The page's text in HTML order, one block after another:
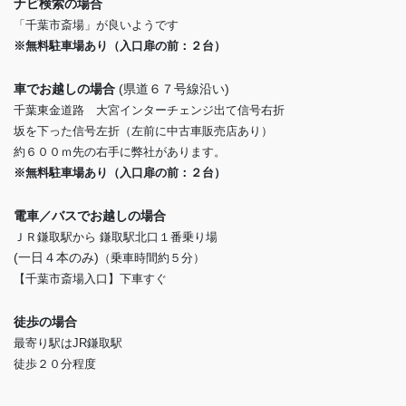
ナビ検索の場合
「千葉市斎場」が良いようです
※無料駐車場あり（入口扉の前：２台）
車でお越しの場合 (県道６７号線沿い)
千葉東金道路 大宮インターチェンジ出て信号右折
坂を下った信号左折（左前に中古車販売店あり）
約６００ｍ先の右手に弊社があります。
※無料駐車場あり（入口扉の前：２台）
電車／バスでお越しの場合
ＪＲ鎌取駅から 鎌取駅北口１番乗り場
(一日４本のみ) （乗車時間約５分）
【千葉市斎場入口】下車すぐ
徒歩の場合
最寄り駅はJR鎌取駅
徒歩２０分程度